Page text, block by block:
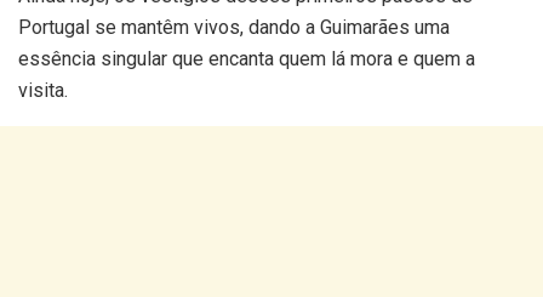
Portugal se mantêm vivos, dando a Guimarães uma
essência singular que encanta quem lá mora e quem a
visita.